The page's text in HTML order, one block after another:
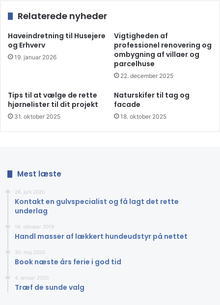
kundeservice. De har en årelang erfaring indenfor
flisefaget, og deres webshop har de haft helt tilbage fra
2019. Uanset om man som kunde allerede ved, hvad man
går efter, eller om man vil have råd og sparring med på
vejen, så hjælper DK Fliser gerne. For dem er det nemlig
vigtigt, at kunden får sine drømme opfyldt, når der skal
Derfor kan man trygt søge råd og sparring hos DK Fliser,
når det kommer til at købe klinker og fliser.
Relaterede nyheder
Haveindretning til Husejere
og Erhverv
19. januar 2026
Vigtigheden af
professionel renovering og
ombygning af villaer og
parcelhuse
22. december 2025
Tips til at vælge de rette
hjørnelister til dit projekt
31. oktober 2025
Naturskifer til tag og
facade
18. oktober 2025
Mest læste
28. juni 2020
Kontakt en gulvspecialist og få lagt det rette
underlag
19. oktober 2019
Handl masser af lækkert hundeudstyr på nettet
30. maj 2020
Book næste års ferie i god tid
4. januar 2020
Træf de sunde valg